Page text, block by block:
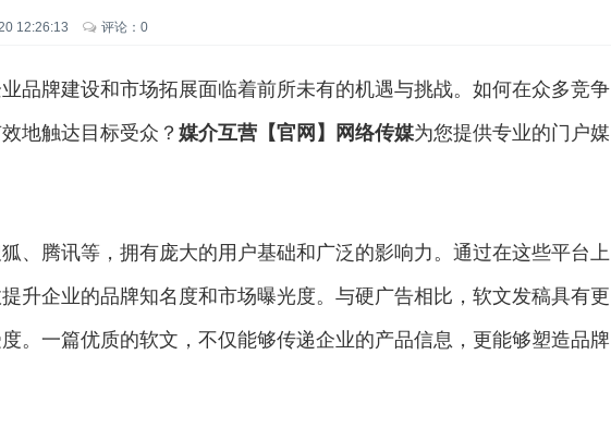
12:26:13 评论：0
品牌建设和市场拓展面临着前所未有的机遇与挑战。如何在众多竞争
地触达目标受众？ 媒介互营【官网】网络传媒为您提供专业的门户媒
、腾讯等，拥有庞大的用户基础和广泛的影响力。通过在这些平台上
升企业的品牌知名度和市场曝光度。与硬广告相比，软文发稿具有更
。一篇优质的软文，不仅能够传递企业的产品信息，更能够塑造品牌